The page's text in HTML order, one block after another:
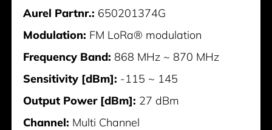
Aurel Partnr.: 650201374G
Modulation: FM LoRa® modulation
Frequency Band: 868 MHz ~ 870 MHz
Sensitivity [dBm]: -115 ~ 145
Output Power [dBm]: 27 dBm
Channel: Multi Channel